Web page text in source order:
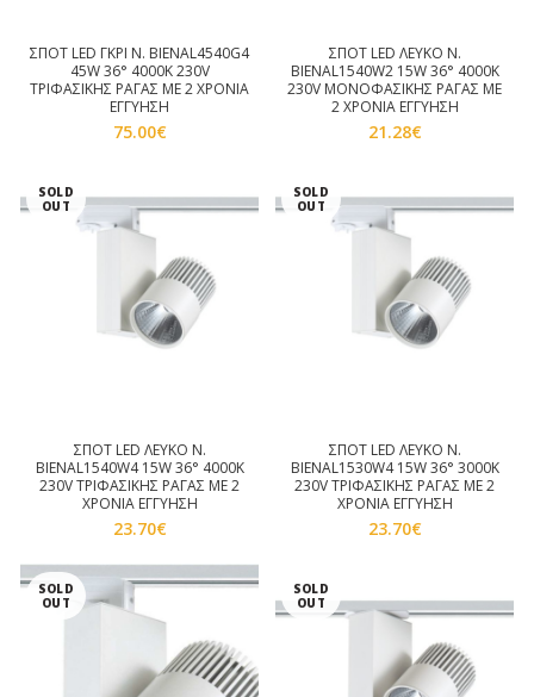
ΣΠΟΤ LED ΓΚΡΙ Ν. BIENAL4540G4
45W 36° 4000K 230V
ΤΡΙΦΑΣΙΚΗΣ ΡΑΓΑΣ ΜΕ 2 ΧΡΟΝΙΑ
ΕΓΓΥΗΣΗ
75.00€
ΣΠΟΤ LED ΛΕΥΚΟ Ν.
BIENAL1540W2 15W 36° 4000K
230V ΜΟΝΟΦΑΣΙΚΗΣ ΡΑΓΑΣ ΜΕ
2 ΧΡΟΝΙΑ ΕΓΓΥΗΣΗ
21.28€
SOLD
OUT
ΣΠΟΤ LED ΛΕΥΚΟ Ν.
BIENAL1540W4 15W 36° 4000K
230V ΤΡΙΦΑΣΙΚΗΣ ΡΑΓΑΣ ΜΕ 2
ΧΡΟΝΙΑ ΕΓΓΥΗΣΗ
23.70€
SOLD
OUT
ΣΠΟΤ LED ΛΕΥΚΟ Ν.
BIENAL1530W4 15W 36° 3000K
230V ΤΡΙΦΑΣΙΚΗΣ ΡΑΓΑΣ ΜΕ 2
ΧΡΟΝΙΑ ΕΓΓΥΗΣΗ
23.70€
SOLD
OUT
SOLD
OUT